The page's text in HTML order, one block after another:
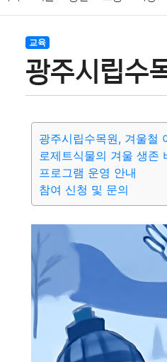
결혼 육아
기술 종교 사회 정치
교육
광주시립수
광주시립수목원, 겨울철
로제트식물의 겨울 생존
프로그램 운영 안내
참여 신청 및 문의